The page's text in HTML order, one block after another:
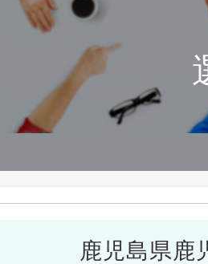
鹿児島県鹿